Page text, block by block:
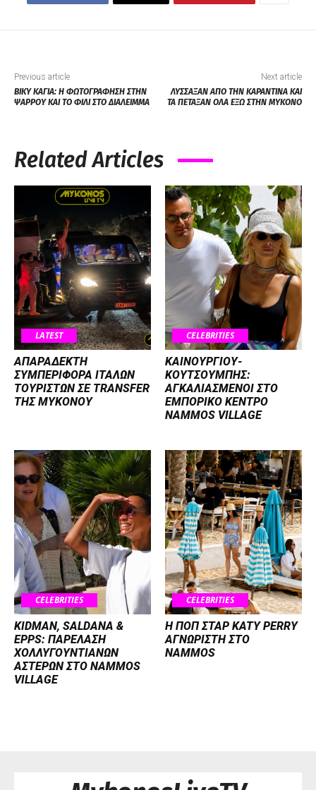
Previous article
ΒΙΚΥ ΚΑΓΙΑ: Η ΦΩΤΟΓΡΑΦΗΣΗ ΣΤΗΝ
ΨΑΡΡΟΥ ΚΑΙ ΤΟ ΦΙΛΙ ΣΤΟ ΔΙΑΛΕΙΜΜΑ
Next article
ΛΥΣΣΑΞΑΝ ΑΠΟ ΤΗΝ ΚΑΡΑΝΤΙΝΑ ΚΑΙ
ΤΑ ΠΕΤΑΞΑΝ ΟΛΑ ΕΞΩ ΣΤΗΝ ΜΥΚΟΝΟ
Related Articles
LATEST
ΑΠΑΡΑΔΕΚΤΗ
ΣΥΜΠΕΡΙΦΟΡΑ ΙΤΑΛΩΝ
ΤΟΥΡΙΣΤΩΝ ΣΕ TRANSFER
ΤΗΣ ΜΥΚΟΝΟΥ
CELEBRITIES
ΚΑΙΝΟΥΡΓΙΟΥ-
ΚΟΥΤΣΟΥΜΠΗΣ:
ΑΓΚΑΛΙΑΣΜΕΝΟΙ ΣΤΟ
ΕΜΠΟΡΙΚΟ ΚΕΝΤΡΟ
NAMMOS VILLAGE
CELEBRITIES
KIDMAN, SALDANA &
EPPS: ΠΑΡΕΛΑΣΗ
ΧΟΛΛΥΓΟΥΝΤΙΑΝΩΝ
ΑΣΤΕΡΩΝ ΣΤΟ NAMMOS
VILLAGE
CELEBRITIES
H ΠΟΠ ΣΤΑΡ KATY PERRY
ΑΓΝΩΡΙΣΤΗ ΣΤΟ
NAMMOS